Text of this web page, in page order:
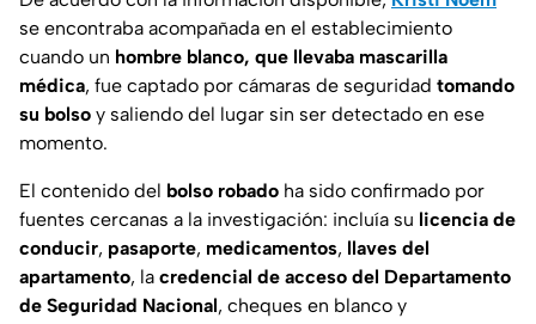
se encontraba acompañada en el establecimiento
cuando un hombre blanco, que llevaba mascarilla
médica, fue captado por cámaras de seguridad tomando
su bolso y saliendo del lugar sin ser detectado en ese
momento.
El contenido del bolso robado ha sido confirmado por
fuentes cercanas a la investigación: incluía su licencia de
conducir, pasaporte, medicamentos, llaves del
apartamento, la credencial de acceso del Departamento
de Seguridad Nacional, cheques en blanco y